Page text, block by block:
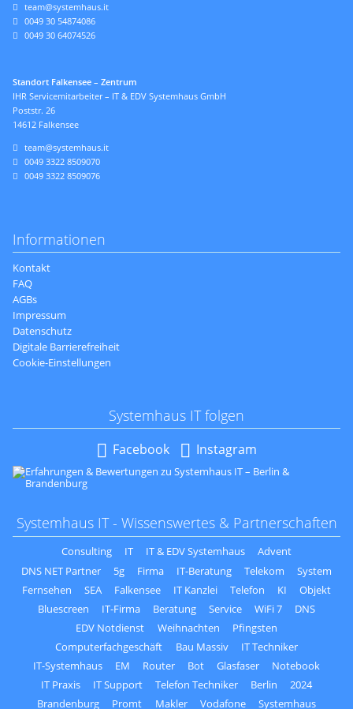
team@systemhaus.it
0049 30 54874086
0049 30 64074526
Standort Falkensee – Zentrum
IHR Servicemitarbeiter – IT & EDV Systemhaus GmbH
Poststr. 26
14612 Falkensee
team@systemhaus.it
0049 3322 8509070
0049 3322 8509076
Informationen
Navigation
überspringen
Kontakt
FAQ
AGBs
Impressum
Datenschutz
Digitale Barrierefreiheit
Cookie-Einstellungen
Systemhaus IT folgen
überspringen
Facebook Instagram
Systemhaus IT - Wissenswertes & Partnerschaften
Consulting IT IT & EDV Systemhaus
Advent
DNS NET Partner
5g Firma IT-Beratung Telekom
System
Fernsehen
SEA Falkensee IT Kanzlei Telefon KI
Objekt
Bluescreen
IT-Firma Beratung Service WiFi 7
DNS
EDV Notdienst
Weihnachten
Pfingsten
Computerfachgeschäft
Bau Massiv
IT Techniker
IT-Systemhaus
EM Router Bot Glasfaser
Notebook
IT Praxis
IT Support Telefon Techniker Berlin
2024
Brandenburg
Promt Makler Vodafone Systemhaus